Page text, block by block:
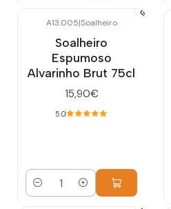
A13.005|Soalheiro
Soalheiro
Espumoso
Alvarinho Brut 75cl
15,90€
5.0
Cantidad